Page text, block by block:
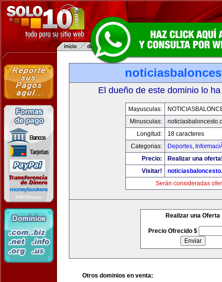
El dueño de este dominio lo
Mayusculas:
Minusculas:
Longitud:
18 caracteres
Categorias:
Deportes,
Precio:
Realizar una
Visitar!
Serán consideradas
Realizar una Oferta
Precio Ofrecido $
Otros dominios en venta: